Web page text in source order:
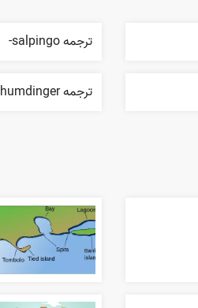
ترجمه salpingo-
ترجمه humdinger